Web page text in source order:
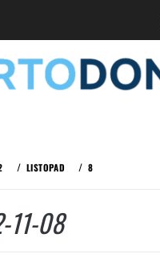
LISTOPAD 8
11-08